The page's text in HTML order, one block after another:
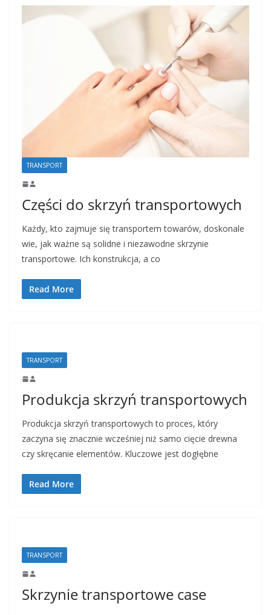
TRANSPORT
Części do skrzyń transportowych
Każdy, kto zajmuje się transportem towarów, doskonale
wie, jak ważne są solidne i niezawodne skrzynie
transportowe. Ich konstrukcja, a co
Read More
TRANSPORT
Produkcja skrzyń transportowych
Produkcja skrzyń transportowych to proces, który
zaczyna się znacznie wcześniej niż samo cięcie drewna
czy skręcanie elementów. Kluczowe jest dogłębne
Read More
TRANSPORT
Skrzynie transportowe case